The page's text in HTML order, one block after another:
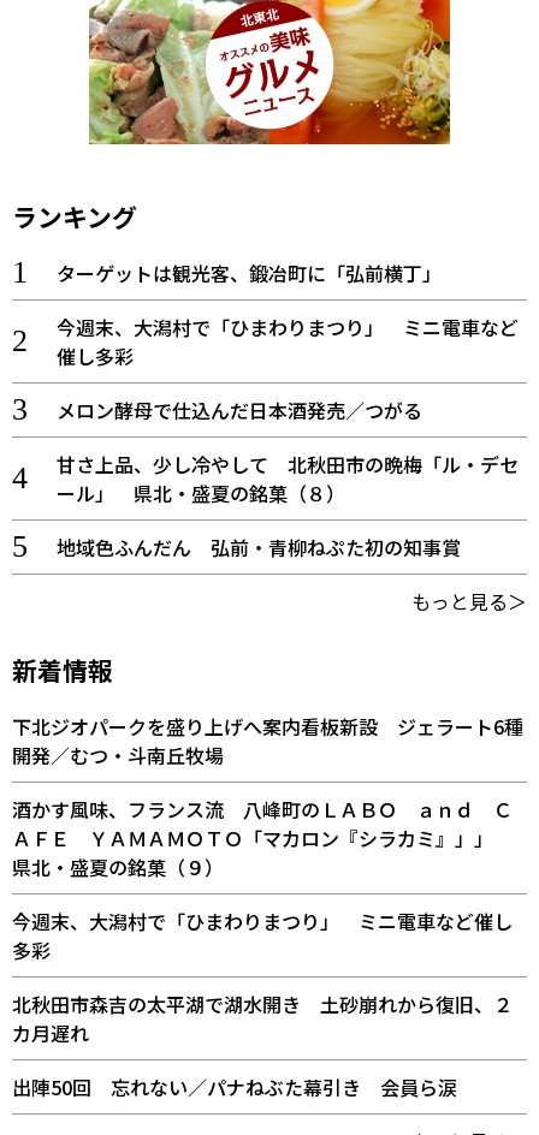
ランキング
ターゲットは観光客、鍛冶町に「弘前横丁」
今週末、大潟村で「ひまわりまつり」 ミニ電車など
催し多彩
メロン酵母で仕込んだ日本酒発売／つがる
甘さ上品、少し冷やして 北秋田市の晩梅「ル・デセ
ール」 県北・盛夏の銘菓（８）
地域色ふんだん 弘前・青柳ねぷた初の知事賞
もっと見る＞
新着情報
下北ジオパークを盛り上げへ案内看板新設 ジェラート6種
開発／むつ・斗南丘牧場
酒かす風味、フランス流 八峰町のＬＡＢＯ ａｎｄ Ｃ
ＡＦＥ ＹＡＭＡＭＯＴＯ「マカロン『シラカミ』」」
県北・盛夏の銘菓（９）
今週末、大潟村で「ひまわりまつり」 ミニ電車など催し
多彩
北秋田市森吉の太平湖で湖水開き 土砂崩れから復旧、２
カ月遅れ
出陣50回 忘れない／パナねぶた幕引き 会員ら涙